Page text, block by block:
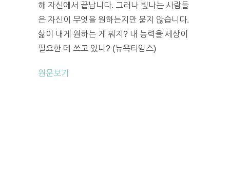
해 자신에서 끝납니다. 그러나 빛나는 사람들
은 자신이 무엇을 원하는지만 묻지 않습니다.
삶이 내게 원하는 게 뭐지? 내 능력을 세상이
필요한 데 쓰고 있나? (뉴욕타임스)
원문보기